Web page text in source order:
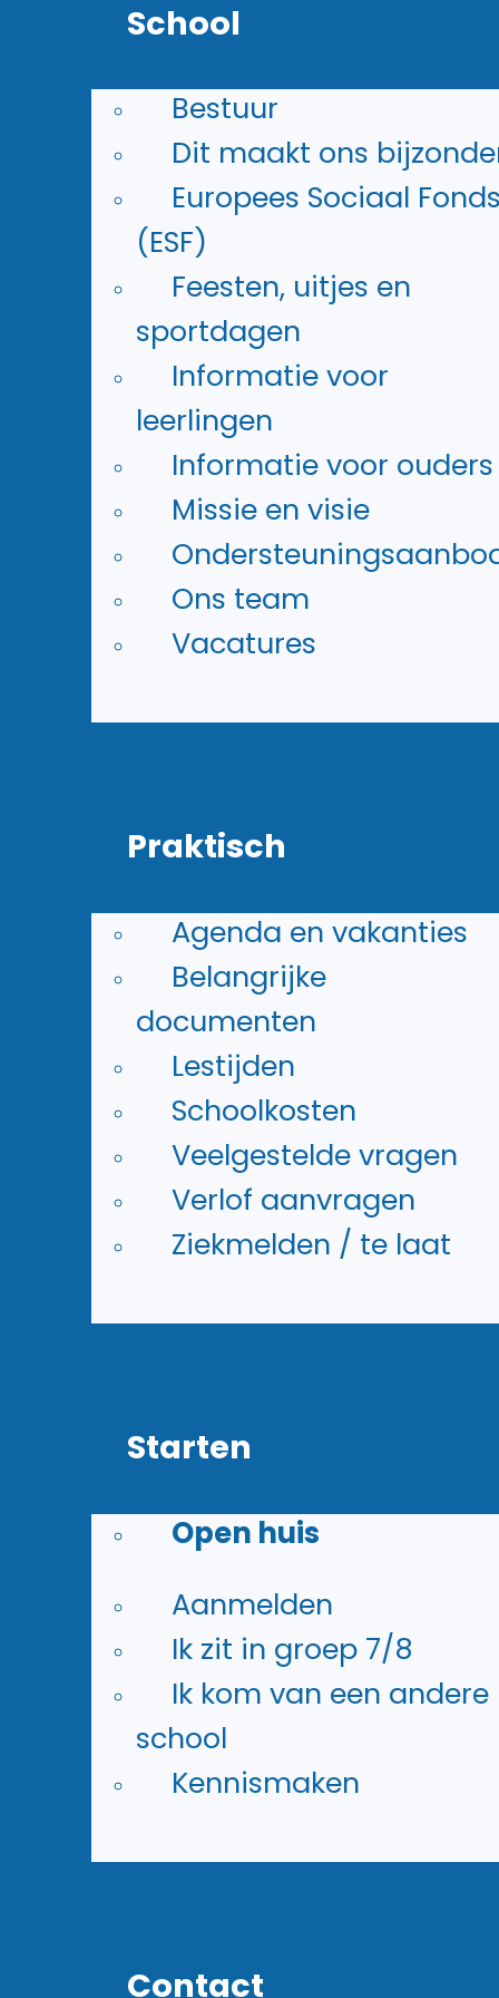
School
Bestuur
Dit maakt ons
Europees Sociaal
(ESF)
Feesten, uitjes en
sportdagen
Informatie voor
leerlingen
Informatie voor ouders
Missie en visie
Ons team
Vacatures
Praktisch
Agenda en vakanties
Belangrijke
documenten
Lestijden
Schoolkosten
Veelgestelde vragen
Verlof aanvragen
Ziekmelden / te laat
Starten
Open huis
Aanmelden
Ik zit in groep 7/8
Ik kom van een andere
school
Kennismaken
Contact
belangrijk zijn voor stage
werk.
Vergroot je kansen op een
baan of stage!
Verzorging
Horeca
Techniek
Groen
Handel & Logistiek
Werk je graag met mensen